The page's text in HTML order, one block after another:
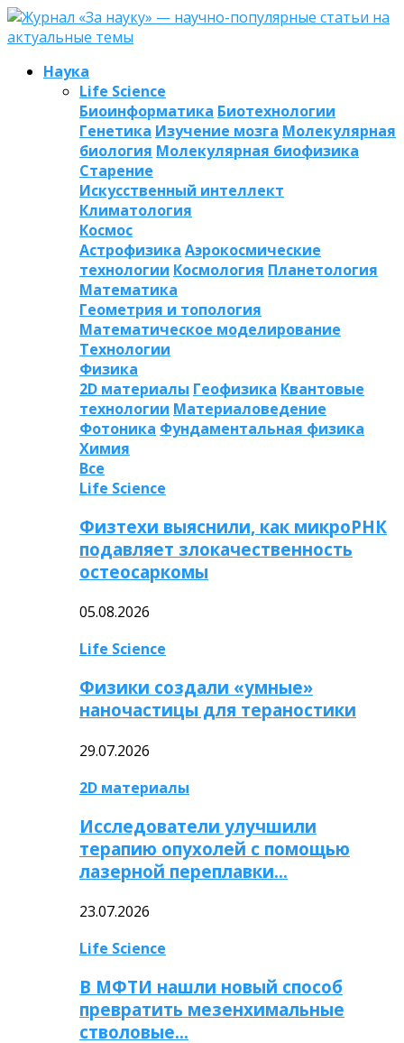
Наука
Life Science
Биоинформатика Биотехнологии
Генетика Изучение мозга Молекулярная
биология Молекулярная биофизика
Старение
Искусственный интеллект
Климатология
Космос
Астрофизика Аэрокосмические
технологии Космология Планетология
Математика
Геометрия и топология
Математическое моделирование
Технологии
Физика
2D материалы Геофизика Квантовые
технологии Материаловедение
Фотоника Фундаментальная физика
Химия
Все
Life Science
Физтехи выяснили, как микроРНК
подавляет злокачественность
остеосаркомы
05.08.2026
Life Science
Физики создали «умные»
наночастицы для тераностики
29.07.2026
2D материалы
Исследователи улучшили
терапию опухолей с помощью
лазерной переплавки…
23.07.2026
Life Science
В МФТИ нашли новый способ
превратить мезенхимальные
стволовые…